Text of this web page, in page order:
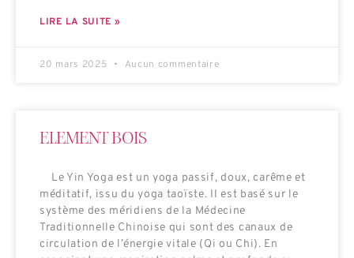
LIRE LA SUITE »
20 mars 2025 Aucun commentaire
ELEMENT BOIS
Le Yin Yoga est un yoga passif, doux, carême et
méditatif, issu du yoga taoïste. Il est basé sur le
système des méridiens de la Médecine
Traditionnelle Chinoise qui sont des canaux de
circulation de l’énergie vitale (Qi ou Chi). En